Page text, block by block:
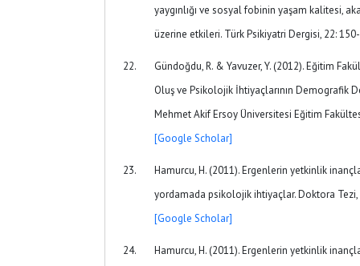
yaygınlığı ve sosyal fobinin yaşam kalitesi,
üzerine etkileri. Türk Psikiyatri Dergisi, 22:
Gündoğdu, R. & Yavuzer, Y. (2012). Eğitim
Oluş ve Psikolojik İhtiyaçlarının Demografik
Mehmet Akif Ersoy Üniversitesi Eğitim
[Google Scholar]
Hamurcu, H. (2011). Ergenlerin yetkinlik
yordamada psikolojik ihtiyaçlar. Doktora Tezi,
[Google Scholar]
Hamurcu, H. (2011). Ergenlerin yetkinlik